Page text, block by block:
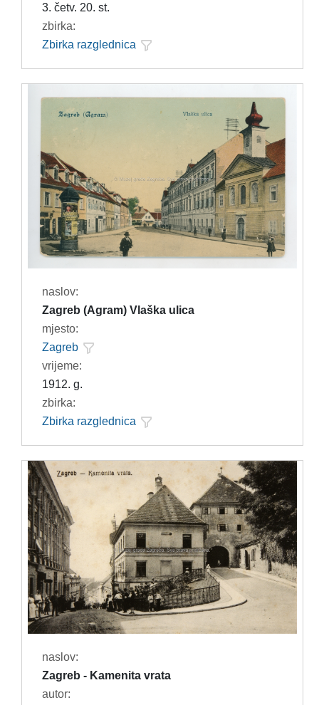
3. četv. 20. st.
zbirka:
Zbirka razglednica
naslov:
Zagreb (Agram) Vlaška ulica
mjesto:
Zagreb
vrijeme:
1912. g.
zbirka:
Zbirka razglednica
naslov:
Zagreb - Kamenita vrata
autor: